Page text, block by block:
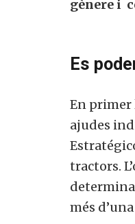
gènere i
Es
En primer
ajudes
tractors.
més